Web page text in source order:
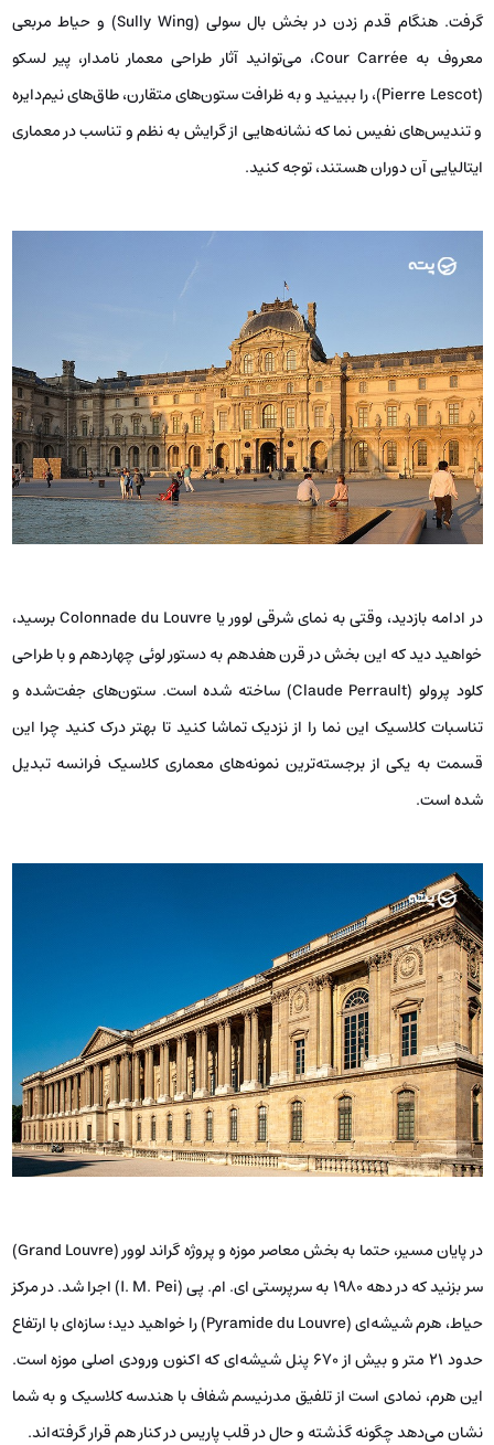
گرفت. هنگام قدم زدن در بخش بال سولی (Sully Wing) و حیاط مربعی
معروف به Cour Carrée، می‌توانید آثار طراحی معمار نامدار، پیر لسکو
(Pierre Lescot)، را ببینید و به ظرافت ستون‌های متقارن، طاق‌های نیم‌دایره
و تندیس‌های نفیس نما که نشانه‌هایی از گرایش به نظم و تناسب در معماری
ایتالیایی آن دوران هستند، توجه کنید.
در ادامه بازدید، وقتی به نمای شرقی لوور یا Colonnade du Louvre برسید،
خواهید دید که این بخش در قرن هفدهم به دستور لوئی چهاردهم و با طراحی
کلود پرولو (Claude Perrault) ساخته شده است. ستون‌های جفت‌شده و
تناسبات کلاسیک این نما را از نزدیک تماشا کنید تا بهتر درک کنید چرا این
قسمت به یکی از برجسته‌ترین نمونه‌های معماری کلاسیک فرانسه تبدیل
شده است.
در پایان مسیر، حتما به بخش معاصر موزه و پروژه گراند لوور (Grand Louvre)
سر بزنید که در دهه ۱۹۸۰ به سرپرستی ای. ام. پی (I. M. Pei) اجرا شد. در مرکز
حیاط، هرم شیشه‌ای (Pyramide du Louvre) را خواهید دید؛ سازه‌ای با ارتفاع
حدود ۲۱ متر و بیش از ۶۷۰ پنل شیشه‌ای که اکنون ورودی اصلی موزه است.
این هرم، نمادی است از تلفیق مدرنیسم شفاف با هندسه کلاسیک و به شما
نشان می‌دهد چگونه گذشته و حال در قلب پاریس در کنار هم قرار گرفته‌اند.